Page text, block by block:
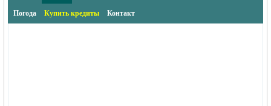
Погода Купить кредиты Контакт